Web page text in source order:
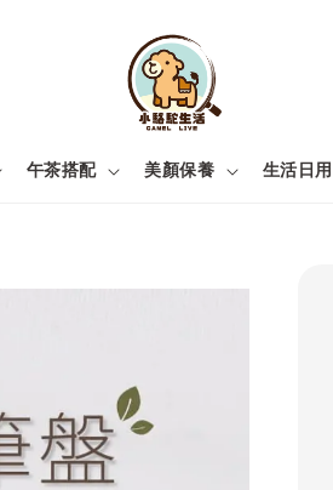
午茶搭配 美顏保養 生活日用